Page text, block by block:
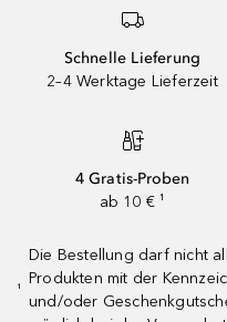
Schnelle Lieferung
2–4 Werktage Lieferzeit
4 Gratis-Proben
ab 10 € ¹
¹
Die Bestellung darf nicht
Produkten mit der
und/oder